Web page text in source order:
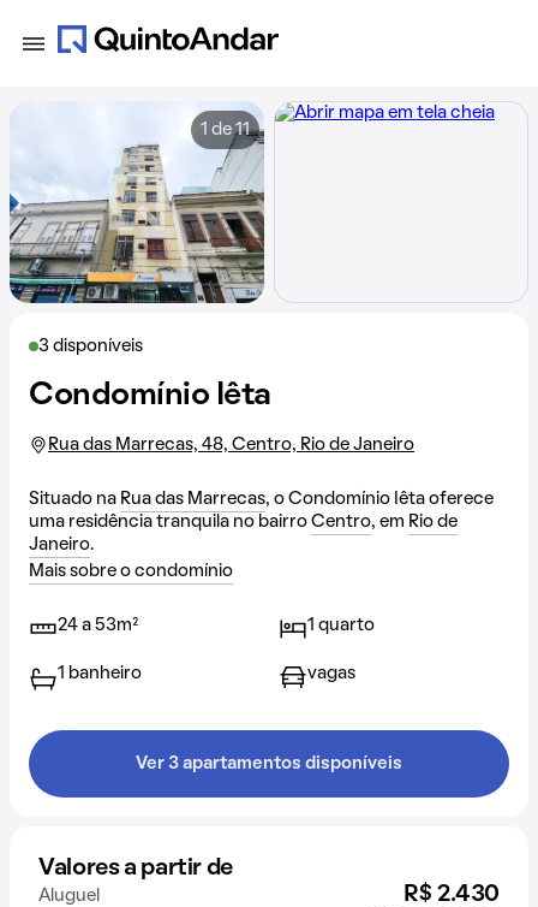
3 disponíveis
Condomínio Iêta
Rua das Marrecas, 48, Centro, Rio de Janeiro
Situado na Rua das Marrecas, o Condomínio Iêta oferece
uma residência tranquila no bairro Centro, em Rio de
Janeiro.
Mais sobre o condomínio
24 a 53m² 1 quarto
1 banheiro vagas
Ver 3 apartamentos disponíveis
Valores a partir de
Aluguel R$ 2.430
1 de 11